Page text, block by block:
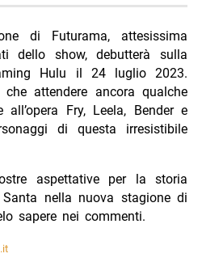
di Futurama, attesissima
dello show, debutterà sulla
Hulu il 24 luglio 2023.
attendere ancora qualche
all’opera Fry, Leela, Bender e
di questa irresistibile
aspettative per la storia
nella nuova stagione di
sapere nei commenti.